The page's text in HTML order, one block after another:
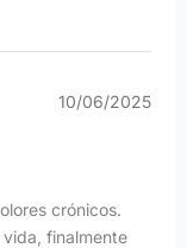
10/06/2025
crónicos.
finalmente